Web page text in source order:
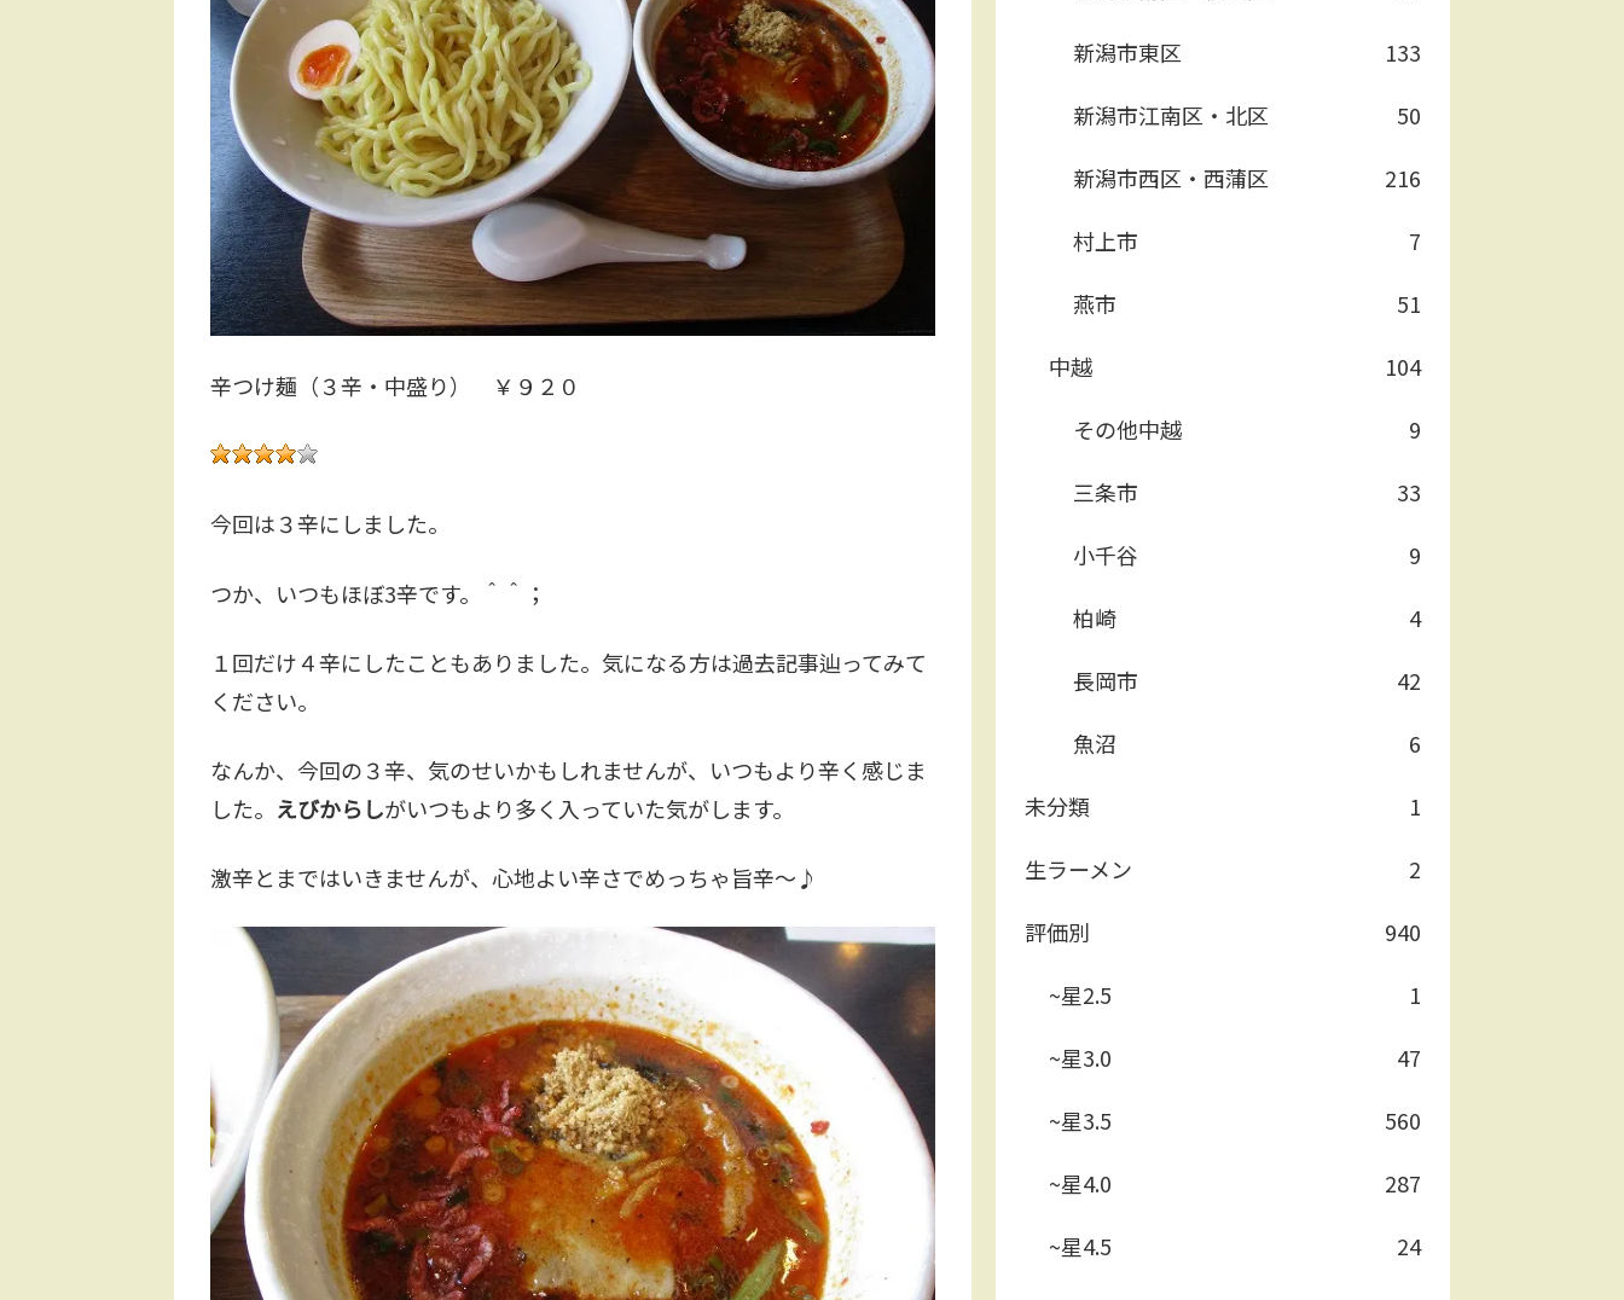
辛つけ麺（３辛・中盛り） ￥９２０
今回は３辛にしました。
つか、いつもほぼ3辛です。＾＾；
１回だけ４辛にしたこともありました。気になる方は過去記事辿ってみて
ください。
なんか、今回の３辛、気のせいかもしれませんが、いつもより辛く感じま
した。 えびからしがいつもより多く入っていた気がします。
激辛とまではいきませんが、心地よい辛さでめっちゃ旨辛～♪
新潟市東区
133
新潟市江南区・北区
50
新潟市西区・西蒲区
216
村上市
7
燕市
51
中越
104
その他中越
9
三条市
33
小千谷
9
柏崎
4
長岡市
42
魚沼
6
未分類
1
生ラーメン
2
評価別
940
~星2.5
1
~星3.0
47
~星3.5
560
~星4.0
287
~星4.5
24